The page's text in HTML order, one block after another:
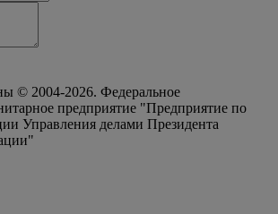
© 2004-2026. Федеральное
предприятие "Предприятие по
Управления делами Президента